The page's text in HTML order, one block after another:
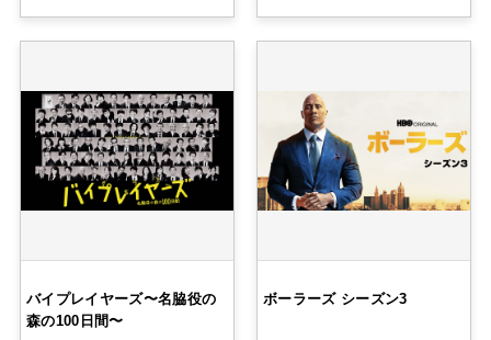
バイプレイヤーズ〜名脇役の
森の100日間〜
ボーラーズ シーズン3